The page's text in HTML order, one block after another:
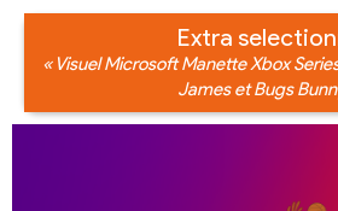
Extra
« Visuel Microsoft Manette Xbox
James et Bugs